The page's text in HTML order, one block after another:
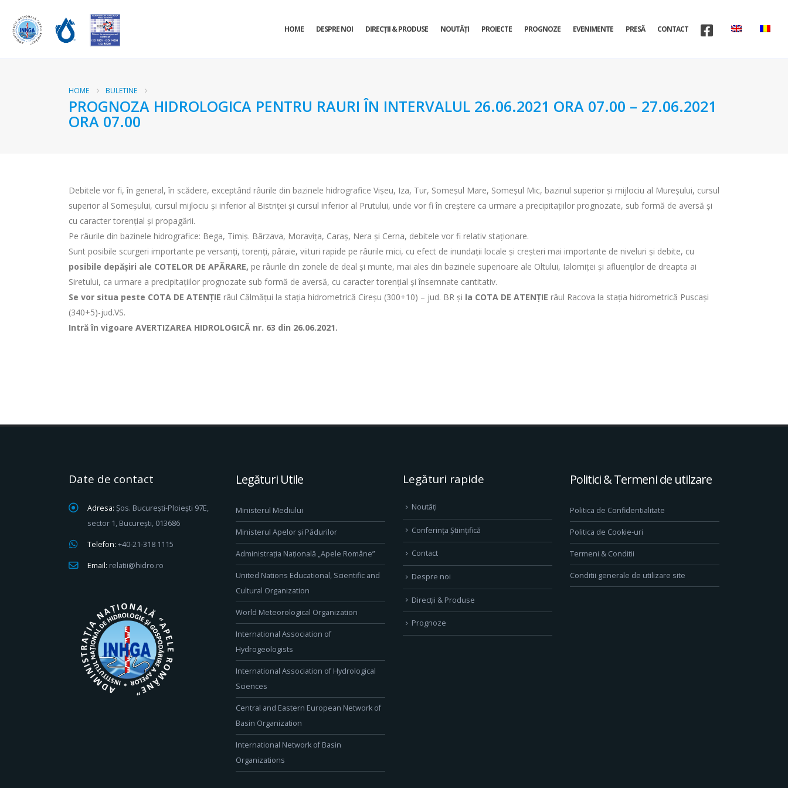
HOME DESPRE NOI DIRECŢII & PRODUSE NOUTĂȚI PROIECTE PROGNOZE EVENIMENTE PRESĂ CONTACT
HOME BULETINE
PROGNOZA HIDROLOGICA PENTRU RAURI ÎN INTERVALUL 26.06.2021 ORA 07.00 – 27.06.2021
ORA 07.00
Debitele vor fi, în general, în scădere, exceptând râurile din bazinele hidrografice Vișeu, Iza, Tur, Someșul Mare, Someșul Mic, bazinul superior și mijlociu al Mureșului, cursul
superior al Someșului, cursul mijlociu și inferior al Bistriței și cursul inferior al Prutului, unde vor fi în creștere ca urmare a precipitațiilor prognozate, sub formă de aversă și
cu caracter torențial și propagării.
Pe râurile din bazinele hidrografice: Bega, Timiș. Bârzava, Moravița, Caraș, Nera și Cerna, debitele vor fi relativ staționare.
Sunt posibile scurgeri importante pe versanţi, torenţi, pâraie, viituri rapide pe râurile mici, cu efect de inundaţii locale și creşteri mai importante de niveluri şi debite, cu
posibile depășiri ale COTELOR DE APĂRARE, pe râurile din zonele de deal şi munte, mai ales din bazinele superioare ale Oltului, Ialomiței şi afluenților de dreapta ai
Siretului, ca urmare a precipitaţiilor prognozate sub formă de aversă, cu caracter torențial și însemnate cantitativ.
Se vor situa peste COTA DE ATENȚIE râul Călmăţui la stația hidrometrică Cireşu (300+10) – jud. BR și la COTA DE ATENȚIE râul Racova la stația hidrometrică Puscaşi
(340+5)-jud.VS.
Intră în vigoare AVERTIZAREA HIDROLOGICĂ nr. 63 din 26.06.2021.
Date de contact
Adresa: Șos. București-Ploiești 97E,
sector 1, București, 013686
Telefon: +40-21-318 1115
Email: relatii@hidro.ro
Legături Utile
Ministerul Mediului
Ministerul Apelor și Pădurilor
Administrația Națională „Apele Române”
United Nations Educational, Scientific and
Cultural Organization
World Meteorological Organization
International Association of
Hydrogeologists
International Association of Hydrological
Sciences
Central and Eastern European Network of
Basin Organization
International Network of Basin
Organizations
Legături rapide
Noutăți
Conferința Științifică
Contact
Despre noi
Direcţii & Produse
Prognoze
Politici & Termeni de utilzare
Politica de Confidentialitate
Politica de Cookie-uri
Termeni & Conditii
Conditii generale de utilizare site